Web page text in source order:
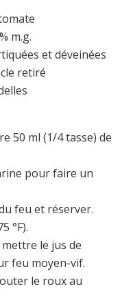
m.g.
et déveinées
retiré
50 ml (1/4 tasse) de
pour faire un
feu et réserver.
°F).
le jus de
feu moyen-vif.
le roux au